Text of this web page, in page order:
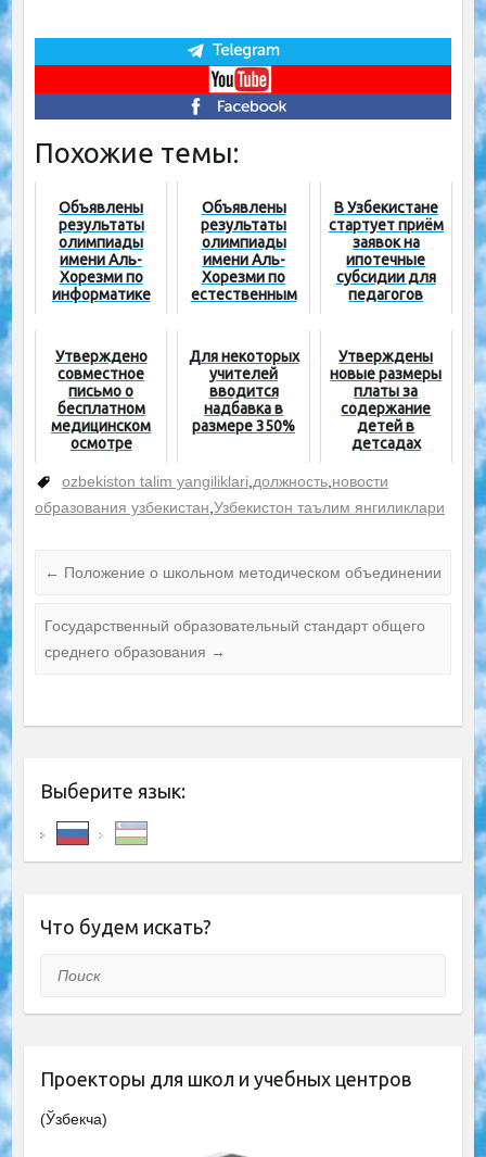
Похожие темы:
Объявлены
результаты
олимпиады
имени Аль-
Хорезми по
информатике
Объявлены
результаты
олимпиады
имени Аль-
Хорезми по
естественным
В Узбекистане
стартует приём
заявок на
ипотечные
субсидии для
педагогов
Утверждено
совместное
письмо о
бесплатном
медицинском
осмотре
работников
Для некоторых
учителей
вводится
надбавка в
размере 350%
Утверждены
новые размеры
платы за
содержание
детей в
детсадах
ozbekiston talim yangiliklari должность, новости
образования узбекистан Узбекистон таълим янгиликлари
← Положение о школьном методическом объединении
Государственный образовательный стандарт общего
среднего образования →
Выберите язык:
Что будем искать?
Поиск
Проекторы для школ и учебных центров
(Ўзбекча)